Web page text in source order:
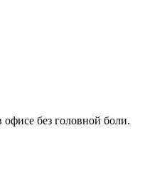
без головной боли.